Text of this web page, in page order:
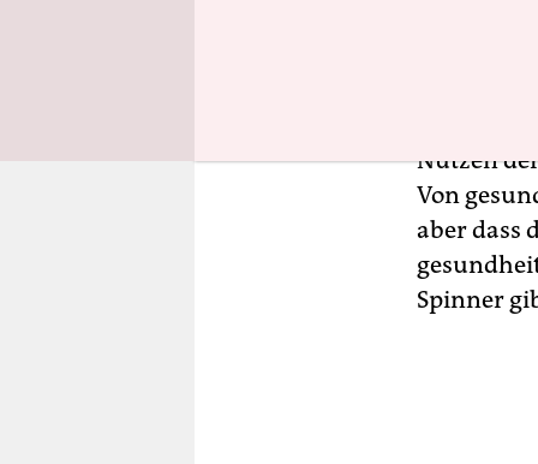
Zum
Nutzen
Von
aber dass
Spinner